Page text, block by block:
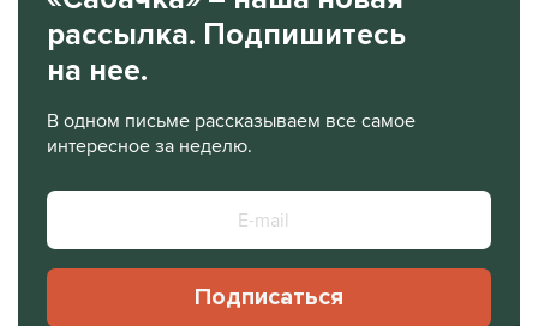
рассылка. Подпишитесь
на нее.
В одном письме рассказываем все самое
интересное за неделю.
Подписаться